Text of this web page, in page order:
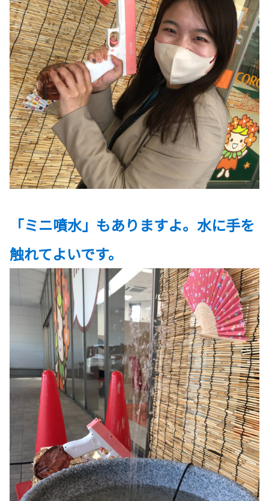
「ミニ噴水」もありますよ。水に手を
触れてよいです。